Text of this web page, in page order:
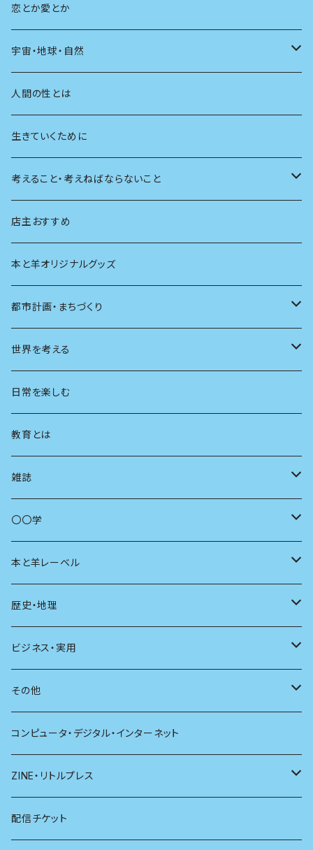
教育
友達
学校
恋とか愛とか
宇宙・地球・自然
動物
植物
天体
生物
人間の性とは
生きていくために
考えること・考えねばならないこと
創元社 シリーズ「あいだで考える」
店主おすすめ
本と羊オリジナルグッズ
都市計画・まちづくり
都市
地方
まちづくり
コミュニティ
商いとは
世界を考える
思想
日常を楽しむ
教育とは
雑誌
母の友
ユリイカ
現代思想
新潮
別冊太陽
〇〇学
動物
自然
科学
社会
哲学
医学
看護学
心理学
本と羊レーベル
電子版（EPub）
電子版（PDF）
歴史・地理
歴史
地理
ビジネス・実用
雷鳥社辞典シリーズ
その他
珈琲
雑貨
コンピュータ・デジタル・インターネット
ZINE・リトルプレス
電子版（EPub）
配信チケット